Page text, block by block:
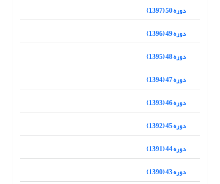
دوره 50 (1397)
دوره 49 (1396)
دوره 48 (1395)
دوره 47 (1394)
دوره 46 (1393)
دوره 45 (1392)
دوره 44 (1391)
دوره 43 (1390)